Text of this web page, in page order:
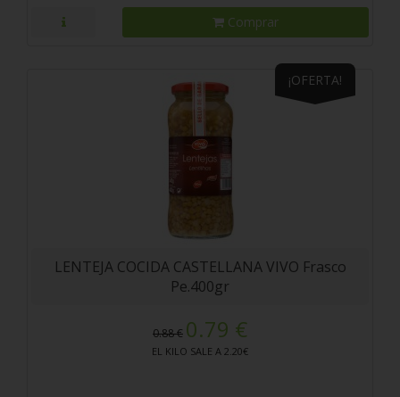
Comprar
¡OFERTA!
LENTEJA COCIDA CASTELLANA VIVO Frasco
Pe.400gr
0.88 € 0.79 €
EL KILO SALE A 2.20€